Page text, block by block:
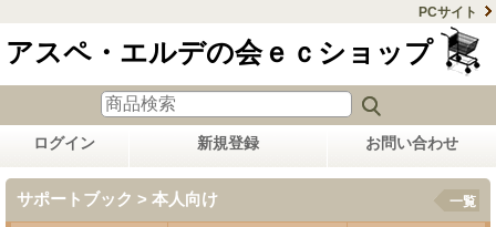
PCサイト
アスペ・エルデの会ｅｃショップ
ログイン 新規登録 お問い合わせ
サポートブック > 本人向け 一覧